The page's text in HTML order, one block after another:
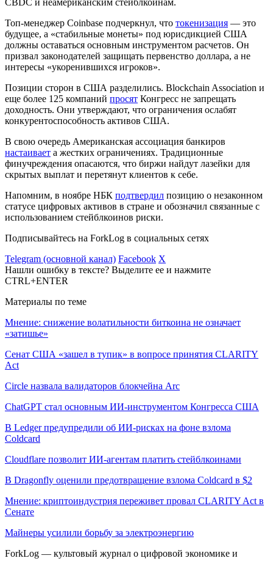
Топ-менеджер Coinbase подчеркнул, что токенизация — это
будущее, а «стабильные монеты» под юрисдикцией США
должны оставаться основным инструментом расчетов. Он
призвал законодателей защищать первенство доллара, а не
интересы «укоренившихся игроков».
Позиции сторон в США разделились. Blockchain Association и
еще более 125 компаний просят Конгресс не запрещать
доходность. Они утверждают, что ограничения ослабят
конкурентоспособность активов США.
В свою очередь Американская ассоциация банкиров
настаивает а жестких ограничениях. Традиционные
финучреждения опасаются, что биржи найдут лазейки для
скрытых выплат и перетянут клиентов к себе.
Напомним, в ноябре НБК подтвердил позицию о незаконном
статусе цифровых активов в стране и обозначил связанные с
использованием стейблкоинов риски.
Подписывайтесь на ForkLog в социальных сетях
Telegram (основной канал) Facebook X
Нашли ошибку в тексте? Выделите ее и нажмите
CTRL+ENTER
Материалы по теме
Мнение: снижение волатильности биткоина не означает
«затишье»
Сенат США «зашел в тупик» в вопросе принятия CLARITY
Act
Circle назвала валидаторов блокчейна Arc
ChatGPT стал основным ИИ-инструментом Конгресса США
В Ledger предупредили об ИИ-рисках на фоне взлома
Coldcard
Cloudflare позволит ИИ-агентам платить стейблкоинами
В Dragonfly оценили предотвращение взлома Coldcard в $2
Мнение: криптоиндустрия переживет провал CLARITY Act в
Сенате
Майнеры усилили борьбу за электроэнергию
ForkLog — культовый журнал о цифровой экономике и